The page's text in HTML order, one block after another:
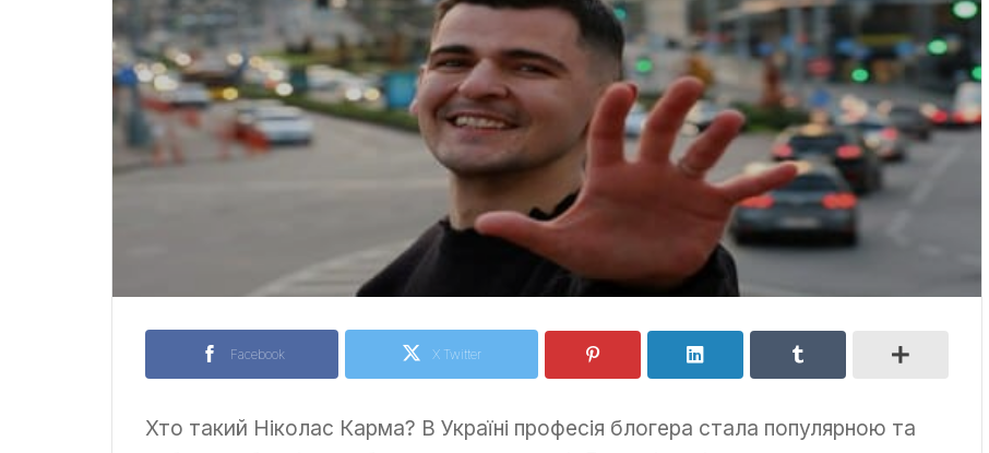
Facebook X Twitter
Хто такий Ніколас Карма? В Україні професія блогера стала популярною та